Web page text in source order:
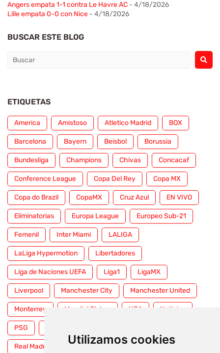
Utilizamos cookies
Angers empata 1-1 contra Le Havre AC - 4/18/2026
Lille empata 0-0 con Nice - 4/18/2026
BUSCAR ESTE BLOG
ETIQUETAS
America Amistoso Atletico Madrid BOX
Barcelona Bayern Beisbol Borussia
Bundesliga Champions Chivas Concacaf
Conference League Copa Del Rey Copa MX
Copa do Brazil CopaMX Cruz Azul EN VIVO
Eliminatorias Europa League Europeo Sub-21
Femenil Inter Miami LALIGA
LaLiga Hypermotion Libertadores
Liga de Naciones UEFA Liga1 LigaMX
Liverpool Manchester City Manchester United
Monterrey Mundial Clubes NBA Noticias
PSG
Real Madrid Selección Mexicana Serie A